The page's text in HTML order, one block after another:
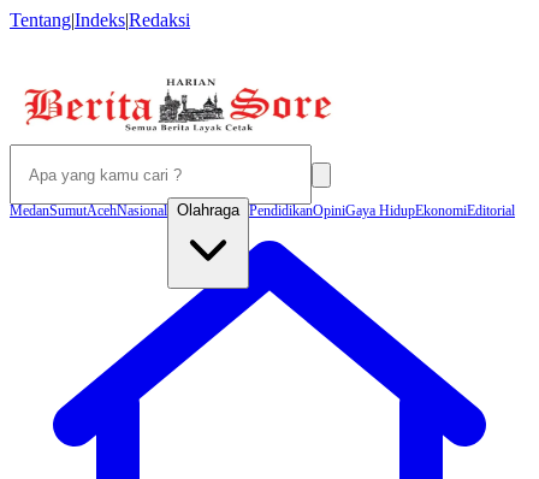
Tentang|Indeks|Redaksi
MedanSumutAcehNasional Olahraga PendidikanOpiniGaya HidupEkonomiEditorial